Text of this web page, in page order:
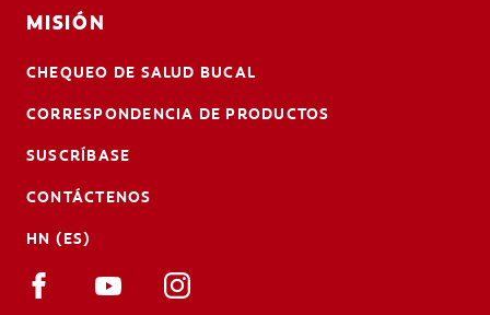
MISIÓN
CHEQUEO DE SALUD BUCAL
CORRESPONDENCIA DE PRODUCTOS
SUSCRÍBASE
CONTÁCTENOS
HN (ES)